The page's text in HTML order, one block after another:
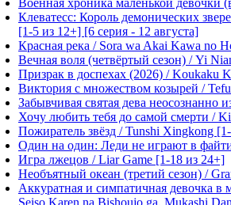
Клеватесс: Король демонических
[1-5 из 12+] [6 серия - 12 августа]
Красная река / Sora wa Akai Kawa no
Вечная воля (четвёртый сезон) / Yi
Призрак в доспехах (2026) / Koukaku
Виктория с множеством козырей /
Забывчивая святая дева
Хочу любить тебя до самой смерти /
Пожиратель звёзд / Tunshi Xingkong
Один на один: Леди не играют в
Игра лжецов / Liar Game [1-18 из 24+]
Необъятный океан (третий сезон) /
Аккуратная и симпатичная девочка в
Seiso Karen na Bishoujo ga, Mukashi